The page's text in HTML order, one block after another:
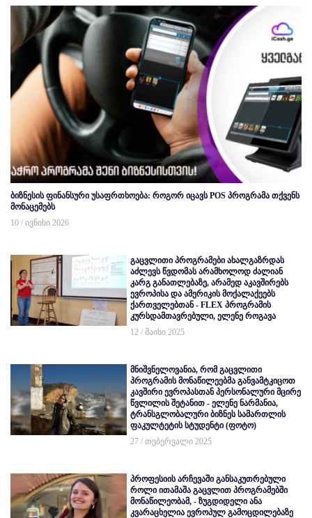
ბიზნესის ფინანსური უსაფრთხოება: როგორ იცავს POS პროგრამა თქვენს
მონაცემებს
10 / ივნისი 2026
გაცვლითი პროგრამები ახალგაზრდას
აძლევს წვდომას არამხოლოდ ძალიან
კარგ განათლებაზე, არამედ აკავშირებს
ევროპისა და ამერიკის მოქალაქეებს
ქართველებთან - FLEX პროგრამის
კურსდამთავრებული, ელენე როგავა
12 / მაისი 2025
მნიშვნელოვანია, რომ გაცვლითი
პროგრამის მონაწილეებმა განვამტკიცოთ
კავშირი ევროპასთან პერსონალური მცირე
წვლილის შეტანით - ელენე ნარმანია,
ტრანსგლობალური ბიზნეს სამართლის
ფაკულტეტის სტუდენტი (ფოტო)
27 / თებერვალი 2025
პროფესიის არჩევაში განსაკუთრებული
როლი ითამაშა გაცვლით პროგრამებში
მონაწილეობამ, - ზუგდიდელი ანა
კვარაცხელია ევროპულ გამოცდილებაზე